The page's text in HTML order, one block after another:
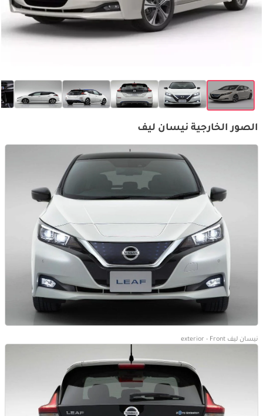
الصور الخارجية نيسان ليف
نيسان ليف exterior - Front